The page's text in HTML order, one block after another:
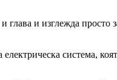
и изглежда просто
система,